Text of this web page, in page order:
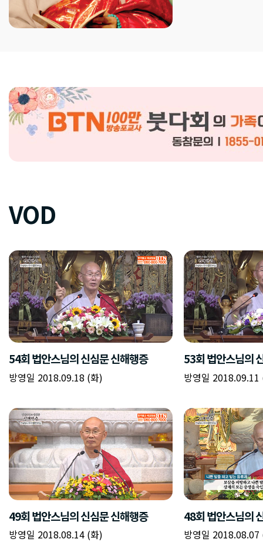
VOD
54회 법안스님의 신심문 신해행증
방영일 2018.09.18 (화)
53회 법안스님의
방영일 2018.09.11
49회 법안스님의 신심문 신해행증
방영일 2018.08.14 (화)
48회 법안스님의
방영일 2018.08.07